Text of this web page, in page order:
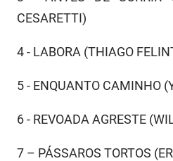
CESARETTI)
4 - LABORA (THIAGO
5 - ENQUANTO CAMINHO
6 - REVOADA AGRESTE
7 – PÁSSAROS TORTOS